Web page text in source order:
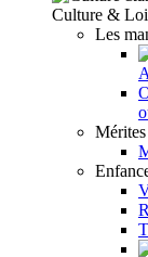
Culture &
Les